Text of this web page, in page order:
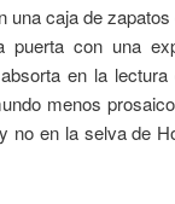
una caja de
puerta con una
en la
menos
no en la selva de